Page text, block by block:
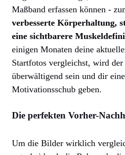
Maßband erfassen können -
verbesserte Körperhaltung,
eine sichtbarere
einigen Monaten deine
Startfotos vergleichst, wird
überwältigend sein und dir
Motivationsschub geben.
Die perfekten Vorher-
Um die Bilder wirklich